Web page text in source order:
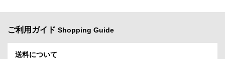
ご利用ガイド Shopping Guide
送料について